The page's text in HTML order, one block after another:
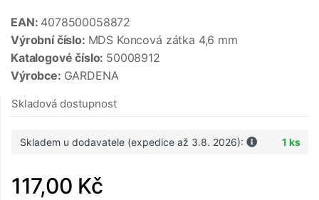
EAN: 4078500058872
Výrobní číslo: MDS Koncová zátka 4,6 mm
Katalogové číslo: 50008912
Výrobce: GARDENA
Skladová dostupnost
Skladem u dodavatele (expedice až 3.8. 2026): 1 ks
117,00 Kč